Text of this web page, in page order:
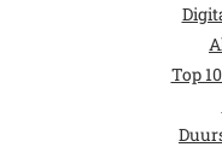
Top